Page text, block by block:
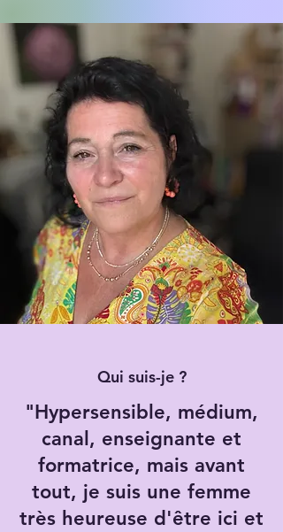
Qui suis-je ?
"Hypersensible, médium,
canal, enseignante et
formatrice, mais avant
tout, je suis une femme
très heureuse d'être ici et